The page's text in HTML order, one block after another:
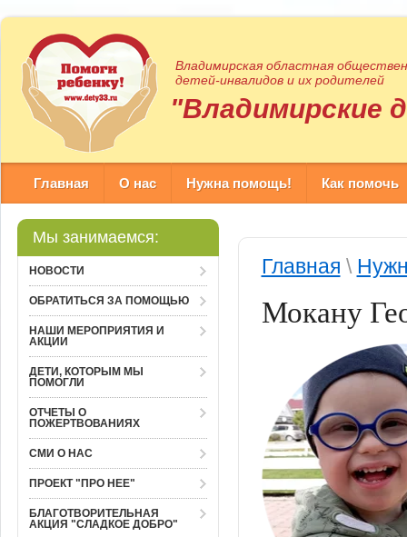
Владимирская областная
детей-инвалидов и их родителей
"Владимирские
Главная О нас Нужна помощь! Как помочь
Мы занимаемся:
НОВОСТИ
ОБРАТИТЬСЯ ЗА ПОМОЩЬЮ
НАШИ МЕРОПРИЯТИЯ И
АКЦИИ
ДЕТИ, КОТОРЫМ МЫ
ПОМОГЛИ
ОТЧЕТЫ О
ПОЖЕРТВОВАНИЯХ
СМИ О НАС
ПРОЕКТ "ПРО НЕЕ"
БЛАГОТВОРИТЕЛЬНАЯ
АКЦИЯ "СЛАДКОЕ ДОБРО"
Главная \
Мокану